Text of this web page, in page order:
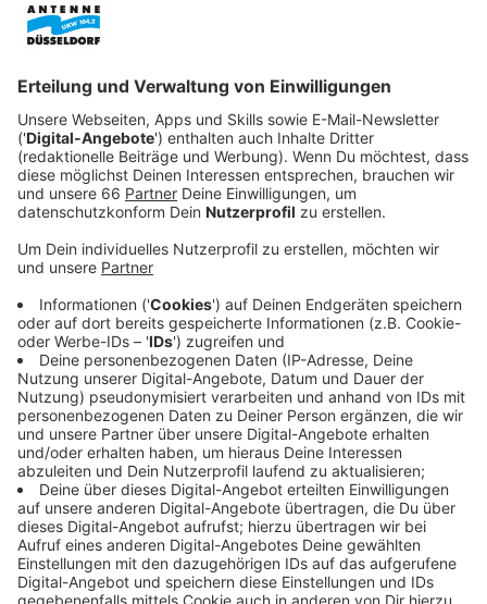
nicht. Er will die Unterwelt von Brabant
dominieren.
Veröffentlicht:Donnerstag, 09.11.2023 07:29
Anzeige
Unterstützt von John (Raymond Thiry), seinem
Schwager Lars (Yannick van de Velde), Remco (Tim
Haars) und Dennis (Huub Smit) fordert er den
unumstößlichen Drogenbaron Arie Tack (Steef
Cuijpers) und einen verrufenen Motorradclub heraus.
Denn Ferry tut alles für die Frau an seiner Seite -
Danielle (Elise Schaap). Doch Danielle ahnt nichts von
Ferrys dunklen Machenschaften und Ferry muss schon
bald erkennen, dass er einen hohen Preis zahlen muss,
um der ganz große Big Boss zu werden...
Streaming-Dienst: Netflix
Anzeige